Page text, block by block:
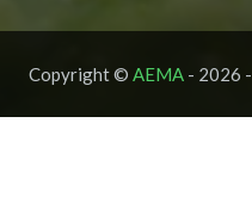
Copyright © AEMA- 2026 -